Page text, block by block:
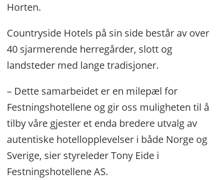
Horten.
Countryside Hotels på sin side består av over
40 sjarmerende herregårder, slott og
landsteder med lange tradisjoner.
– Dette samarbeidet er en milepæl for
Festningshotellene og gir oss muligheten til å
tilby våre gjester et enda bredere utvalg av
autentiske hotellopplevelser i både Norge og
Sverige, sier styreleder Tony Eide i
Festningshotellene AS.